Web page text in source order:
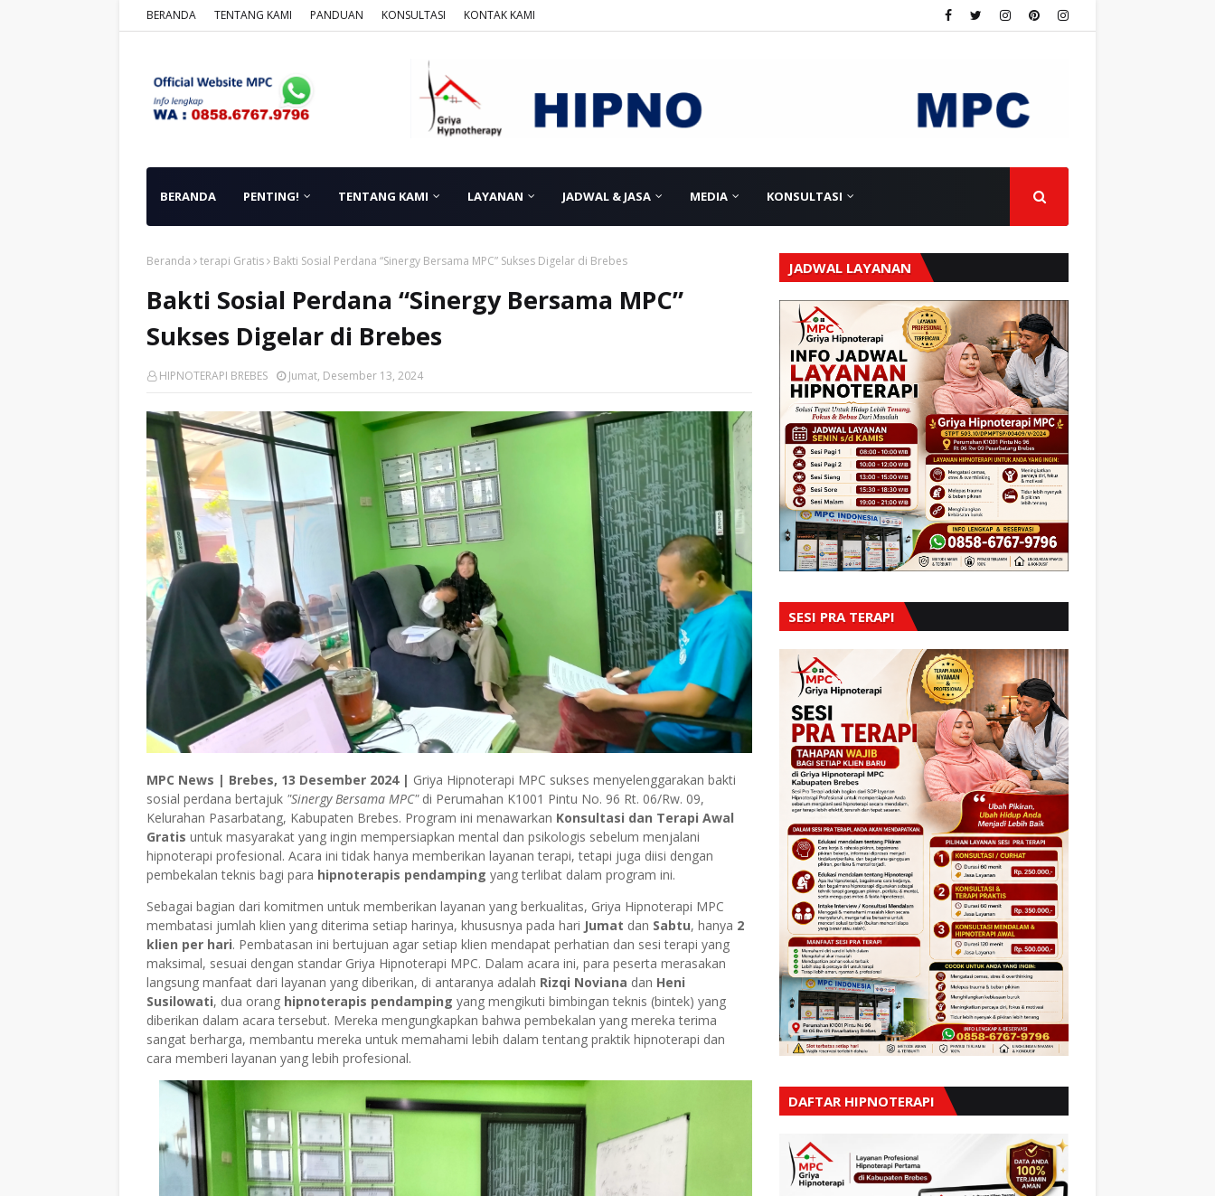
BERANDA TENTANG KAMI PANDUAN KONSULTASI KONTAK KAMI
BERANDA PENTING! TENTANG KAMI LAYANAN JADWAL & JASA MEDIA KONSULTASI
Beranda terapi Gratis Bakti Sosial Perdana “Sinergy Bersama MPC” Sukses Digelar di Brebes
Bakti Sosial Perdana “Sinergy Bersama MPC”
Sukses Digelar di Brebes
HIPNOTERAPI BREBES Jumat, Desember 13, 2024
MPC News | Brebes, 13 Desember 2024 | Griya Hipnoterapi MPC sukses menyelenggarakan bakti
sosial perdana bertajuk "Sinergy Bersama MPC"di Perumahan K1001 Pintu No. 96 Rt. 06/Rw. 09,
Kelurahan Pasarbatang, Kabupaten Brebes. Program ini menawarkan Konsultasi dan Terapi Awal
Gratis untuk masyarakat yang ingin mempersiapkan mental dan psikologis sebelum menjalani
hipnoterapi profesional. Acara ini tidak hanya memberikan layanan terapi, tetapi juga diisi dengan
pembekalan teknis bagi para hipnoterapis pendamping yang terlibat dalam program ini.
Sebagai bagian dari komitmen untuk memberikan layanan yang berkualitas, Griya Hipnoterapi MPC
membatasi jumlah klien yang diterima setiap harinya, khususnya pada hari Jumat dan Sabtu, hanya 2
klien per hari. Pembatasan ini bertujuan agar setiap klien mendapat perhatian dan sesi terapi yang
maksimal, sesuai dengan standar Griya Hipnoterapi MPC. Dalam acara ini, para peserta merasakan
langsung manfaat dari layanan yang diberikan, di antaranya adalah Rizqi Noviana dan Heni
Susilowati, dua orang hipnoterapis pendamping yang mengikuti bimbingan teknis (bintek) yang
diberikan dalam acara tersebut. Mereka mengungkapkan bahwa pembekalan yang mereka terima
sangat berharga, membantu mereka untuk memahami lebih dalam tentang praktik hipnoterapi dan
cara memberi layanan yang lebih profesional.
JADWAL LAYANAN
SESI PRA TERAPI
DAFTAR HIPNOTERAPI